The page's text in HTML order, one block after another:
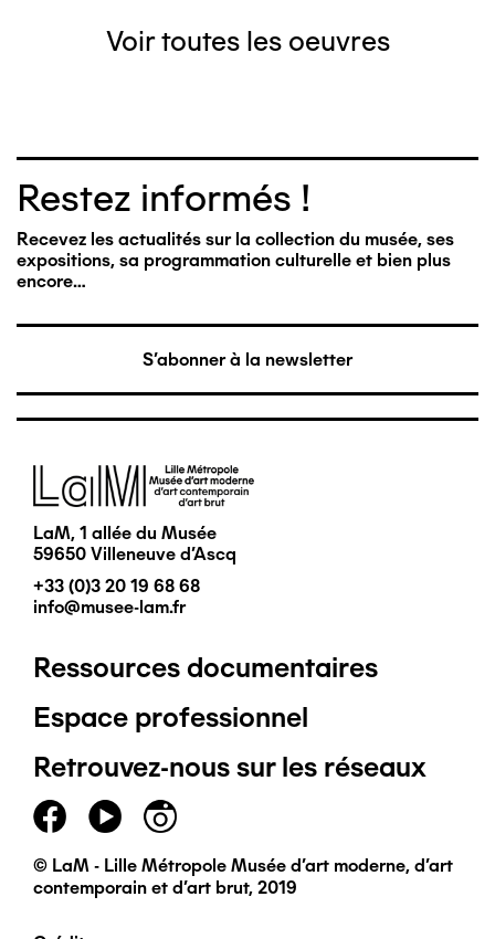
Voir toutes les oeuvres
Restez informés !
Recevez les actualités sur la collection du musée, ses
expositions, sa programmation culturelle et bien plus
encore…
S'abonner à la newsletter
Image
LaM, 1 allée du Musée
59650 Villeneuve d'Ascq
+33 (0)3 20 19 68 68
info@musee-lam.fr
Pied
de
page
principal
Ressources documentaires
Espace professionnel
Retrouvez-nous sur les réseaux
© LaM - Lille Métropole Musée d'art moderne, d'art
contemporain et d'art brut, 2019